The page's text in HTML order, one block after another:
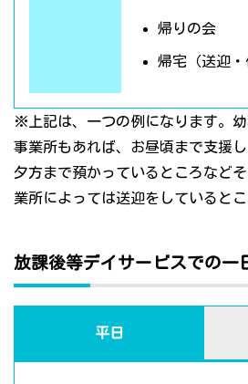
帰りの会
帰宅（送迎・
※上記は、一つの例になります。
事業所もあれば、お昼頃まで支援
夕方まで預かっているところなど
業所によっては送迎をしているとこ
放課後等デイサービスでの一
平日